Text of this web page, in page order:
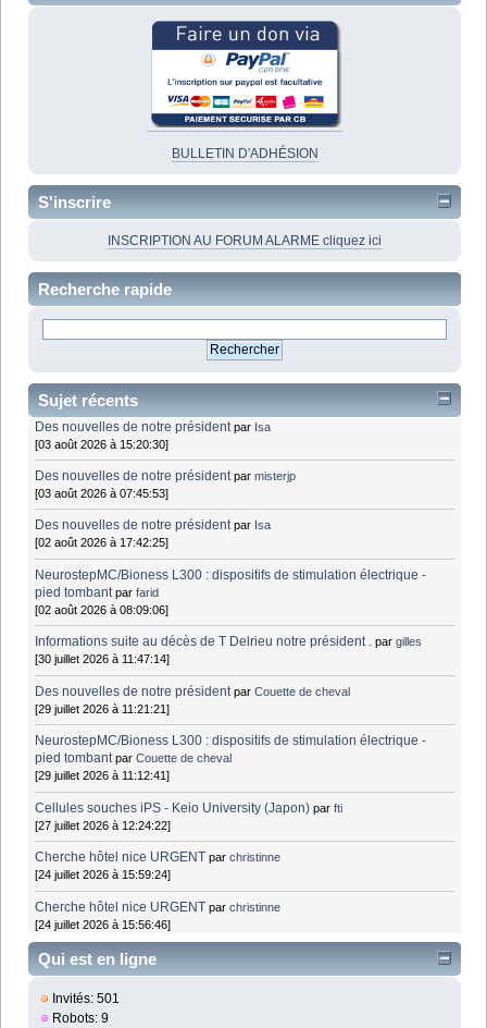
BULLETIN D'ADHÉSION
S'inscrire
INSCRIPTION AU FORUM ALARME cliquez ici
Recherche rapide
Sujet récents
Des nouvelles de notre président par Isa
[03 août 2026 à 15:20:30]
Des nouvelles de notre président parmisterjp
[03 août 2026 à 07:45:53]
Des nouvelles de notre président par Isa
[02 août 2026 à 17:42:25]
NeurostepMC/Bioness L300 : dispositifs de stimulation électrique -
pied tombant parfarid
[02 août 2026 à 08:09:06]
Informations suite au décès de T Delrieu notre président . pargilles
[30 juillet 2026 à 11:47:14]
Des nouvelles de notre président parCouette de cheval
[29 juillet 2026 à 11:21:21]
NeurostepMC/Bioness L300 : dispositifs de stimulation électrique -
pied tombant parCouette de cheval
[29 juillet 2026 à 11:12:41]
Cellules souches iPS - Keio University (Japon) parfti
[27 juillet 2026 à 12:24:22]
Cherche hôtel nice URGENT parchristinne
[24 juillet 2026 à 15:59:24]
Cherche hôtel nice URGENT parchristinne
[24 juillet 2026 à 15:56:46]
Qui est en ligne
Invités: 501
Robots: 9